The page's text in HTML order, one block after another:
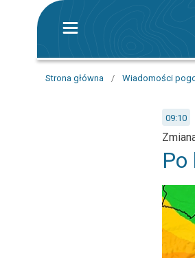
Strona główna / Wiadomości
09:10